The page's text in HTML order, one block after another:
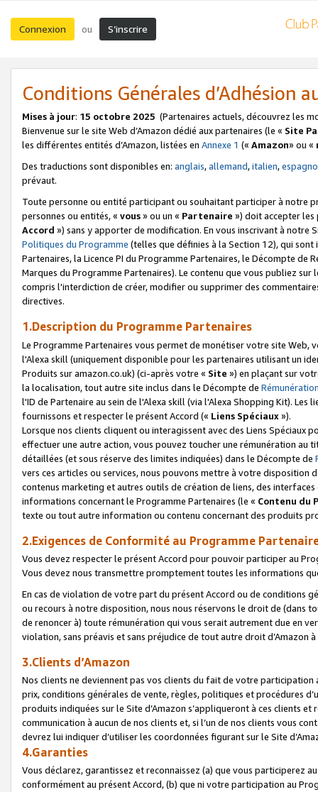
Connexion ou S’inscrire
Conditions Générales d’Adhésion
Mises à jour: 15 octobre 2025 (Partenaires actuels, découvrez les
Bienvenue sur le site Web d’Amazon dédié aux partenaires (le « Site
les différentes entités d’Amazon, listées en Annexe 1 (« Amazon» ou «
Des traductions sont disponibles en: anglais,allemand,italien,
prévaut.
Toute personne ou entité participant ou souhaitant participer à notre
personnes ou entités, « vous» ou un « Partenaire ») doit accepter les
Accord ») sans y apporter de modification. En vous inscrivant à notre
Politiques du Programme (telles que définies à la Section 12), qui
Partenaires, la Licence PI du Programme Partenaires, le Décompte de
Marques du Programme Partenaires). Le contenu que vous publiez
compris l'interdiction de créer, modifier ou supprimer des
directives.
1.Description du Programme Partenaires
Le Programme Partenaires vous permet de monétiser votre site Web,
l'Alexa skill (uniquement disponible pour les partenaires utilisant un
Produits sur amazon.co.uk) (ci-après votre « Site ») en plaçant sur
la localisation, tout autre site inclus dans le Décompte de
l'ID de Partenaire au sein de l'Alexa skill (via l'Alexa Shopping Kit).
fournissons et respecter le présent Accord (« Liens Spéciaux»).
Lorsque nos clients cliquent ou interagissent avec des Liens Spéciaux
effectuer une autre action, vous pouvez toucher une rémunération
détaillées (et sous réserve des limites indiquées) dans le Décompte de
vers ces articles ou services, nous pouvons mettre à votre disposition
contenus marketing et autres outils de création de liens, des
informations concernant le Programme Partenaires (le « Contenu du
texte ou tout autre information ou contenu concernant des produits
2.Exigences de Conformité au Programme
Vous devez respecter le présent Accord pour pouvoir participer au
Vous devez nous transmettre promptement toutes les informations
En cas de violation de votre part du présent Accord ou de conditions
ou recours à notre disposition, nous nous réservons le droit de (dans
de renoncer à) toute rémunération qui vous serait autrement due en
violation, sans préavis et sans préjudice de tout autre droit
3.Clients d’Amazon
Nos clients ne deviennent pas vos clients du fait de votre
prix, conditions générales de vente, règles, politiques et procédures
produits indiquées sur le Site d’Amazon s’appliqueront à ces clients
communication à aucun de nos clients et, si l’un de nos clients vous
devrez lui indiquer d’utiliser les coordonnées figurant sur le Site
4.Garanties
Vous déclarez, garantissez et reconnaissez (a) que vous participerez
conformément au présent Accord, (b) que ni votre participation au